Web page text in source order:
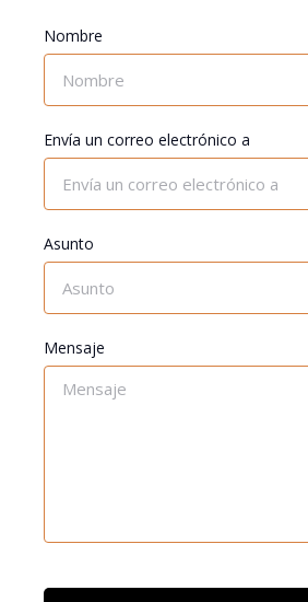
Nombre
Envía un correo electrónico a
Asunto
Mensaje